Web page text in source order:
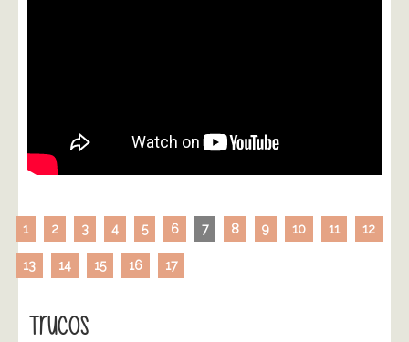
1 2 3 4 5 6 7 8 9 10 11 12
13 14 15 16 17
Trucos